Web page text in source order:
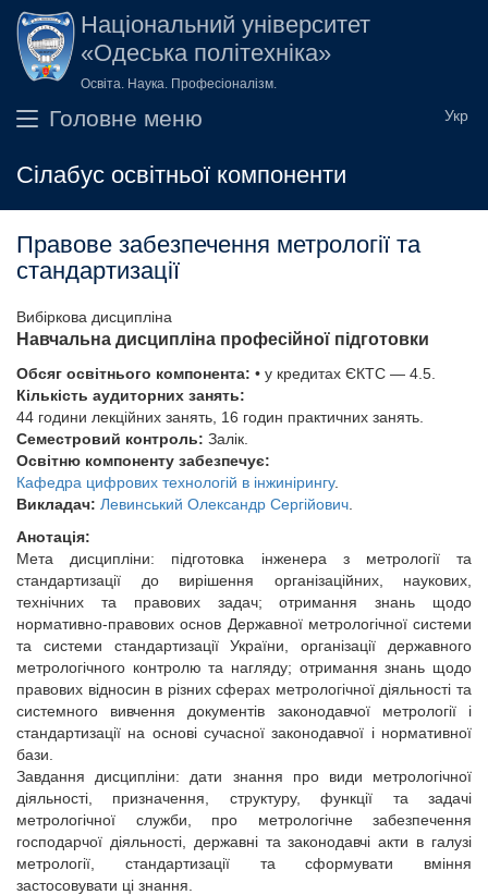
Перейти до основного вмісту
Національний університет
«Одеська політехніка»
Освіта. Наука. Професіоналізм.
Головне меню
Сілабус освітньої компоненти
Правове забезпечення метрології та
стандартизації
Вибіркова дисципліна
Навчальна дисципліна професійної підготовки
Обсяг освітнього компонента: • у кредитах ЄКТС — 4.5.
Кількість аудиторних занять:
44 години лекційних занять, 16 годин практичних занять.
Семестровий контроль: Залік.
Освітню компоненту забезпечує:
Кафедра цифрових технологій в інжинірингу.
Викладач: Левинський Олександр Сергійович
Анотація:
Мета дисципліни: підготовка інженера з метрології та
стандартизації до вирішення організаційних, наукових,
технічних та правових задач; отримання знань щодо
нормативно-правових основ Державної метрологічної системи
та системи стандартизації України, організації державного
метрологічного контролю та нагляду; отримання знань щодо
правових відносин в різних сферах метрологічної діяльності та
системного вивчення документів законодавчої метрології і
стандартизації на основі сучасної законодавчої і нормативної
бази.
Завдання дисципліни: дати знання про види метрологічної
діяльності, призначення, структуру, функції та задачі
метрологічної служби, про метрологічне забезпечення
господарчої діяльності, державні та законодавчі акти в галузі
метрології, стандартизації та сформувати вміння
застосовувати ці знання.